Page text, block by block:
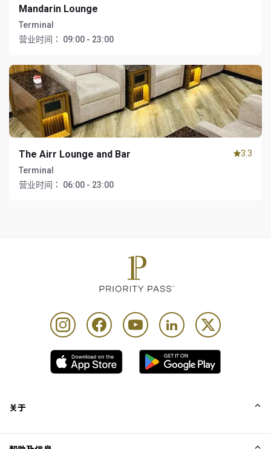
Mandarin Lounge
Terminal
营业时间：
09:00 - 23:00
The Airr Lounge and Bar
Terminal
营业时间：
06:00 - 23:00
3.3
关于